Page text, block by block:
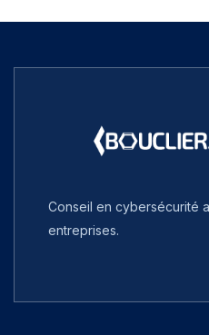
Conseil en cybersécurité
entreprises.